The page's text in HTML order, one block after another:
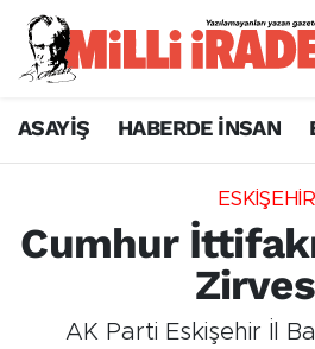
ASAYİŞ HABERDE İNSAN
ESKİŞEHİR
Cumhur
AK Parti Eskişehir İl